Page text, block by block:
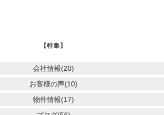
【特集】
会社情報(20)
お客様の声(10)
物件情報(17)